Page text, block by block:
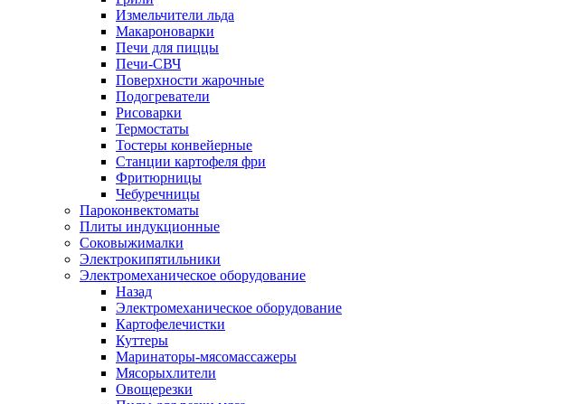
Измельчители льда
Макароноварки
Печи для пиццы
Печи-СВЧ
Поверхности жарочные
Подогреватели
Рисоварки
Термостаты
Тостеры конвейерные
Станции картофеля фри
Фритюрницы
Чебуречницы
Пароконвектоматы
Плиты индукционные
Соковыжималки
Электрокипятильники
Электромеханическое оборудование
Назад
Электромеханическое оборудование
Картофелечистки
Куттеры
Маринаторы-мясомассажеры
Мясорыхлители
Овощерезки